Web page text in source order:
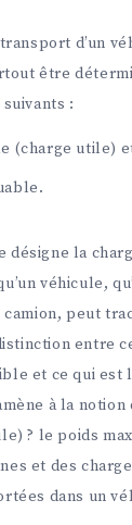
d’un
être
:
(charge utile)
désigne la
véhicule,
camion, peut
entre
et ce qui est
à la notion
? le poids
et des
dans un